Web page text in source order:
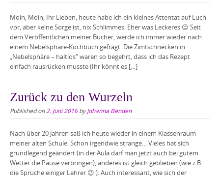
Moin, Moin, Ihr Lieben, heute habe ich ein kleines Attentat auf Euch
vor, aber keine Sorge ist, nix Schlimmes. Eher was Leckeres 😉 Seit
dem Veröffentlichen meiner Bücher, werde ich immer wieder nach
einem Nebelsphäre-Kochbuch gefragt. Die Zimtschnecken in
„Nebelsphäre – haltlos“ waren so begehrt, dass ich das Rezept
einfach rausrücken musste (Ihr könnt es […]
Zurück zu den Wurzeln
Published on2. Juni 2016byJohanna Benden
Nach über 20 Jahren saß ich heute wieder in einem Klassenraum
meiner alten Schule. Schon irgendwie strange… Vieles hat sich
grundlegend geändert (in der Aula darf man jetzt auch bei gutem
Wetter die Pause verbringen), anderes ist gleich geblieben (wie z.B.
die Sprüche einiger Lehrer 😉 ). Auch interessant, wie sich der